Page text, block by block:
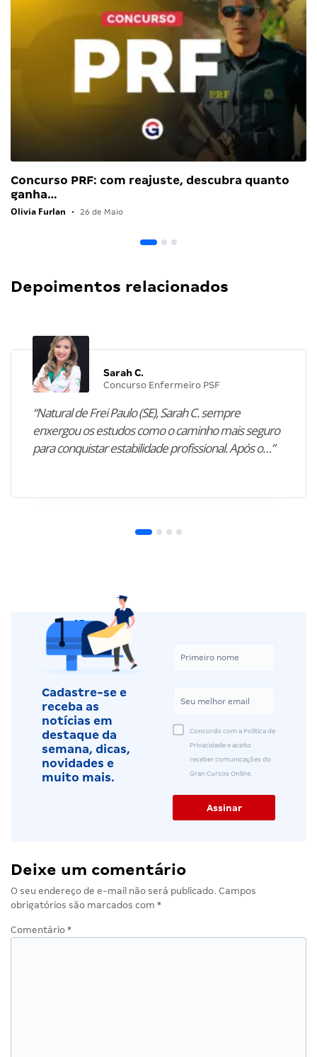
Concurso PRF: com reajuste, descubra quanto
ganha…
Olivia Furlan • 26 de Maio
Depoimentos relacionados
Sarah C.
Concurso Enfermeiro PSF
“Natural de Frei Paulo (SE), Sarah C. sempre
enxergou os estudos como o caminho mais seguro
para conquistar estabilidade profissional. Após o…”
Cadastre-se e
receba as
notícias em
destaque da
semana, dicas,
novidades e
muito mais.
Concordo com a Política de
Privacidade e aceito
receber comunicações do
Gran Cursos Online.
Deixe um comentário
O seu endereço de e-mail não será publicado. Campos
obrigatórios são marcados com *
Comentário *